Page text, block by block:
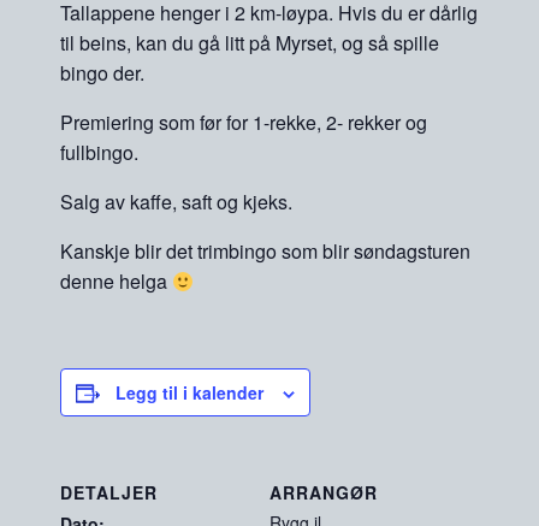
Tallappene henger i 2 km-løypa. Hvis du er dårlig
til beins, kan du gå litt på Myrset, og så spille
bingo der.
Premiering som før for 1-rekke, 2- rekker og
fullbingo.
Salg av kaffe, saft og kjeks.
Kanskje blir det trimbingo som blir søndagsturen
denne helga
Legg til i kalender
DETALJER
ARRANGØR